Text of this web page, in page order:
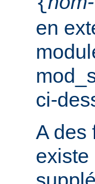
en
ci-
A des
existe